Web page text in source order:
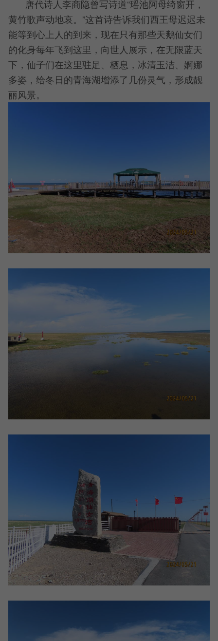
唐代诗人李商隐曾写诗道“瑶池阿母绮窗开，
黄竹歌声动地哀。”这首诗告诉我们西王母迟迟未
能等到心上人的到来，现在只有那些天鹅仙女们
的化身每年飞到这里，向世人展示，在无限蓝天
下，仙子们在这里驻足、栖息，冰清玉洁、婀娜
多姿，给冬日的青海湖增添了几份灵气，形成靓
丽风景。